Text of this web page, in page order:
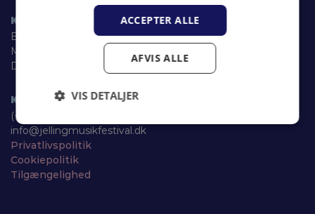
KONTOR/POST
Byens Hus
Møllegade 10, 1. sal
DK-7300 Jelling
KONTAKT
(+45) 7587 2888
info@jellingmusikfestival.dk
Privatlivspolitik
Cookiepolitik
Tilgængelighed
ACCEPTER ALLE
AFVIS ALLE
VIS DETALJER